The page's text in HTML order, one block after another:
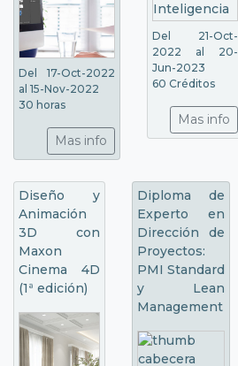
Del 17-Oct-2022
al 15-Nov-2022
30 horas
Mas info
Del 21-Oct-
2022 al 20-
Jun-2023
60 Créditos
Mas info
Diseño y
Animación
3D con
Maxon
Cinema 4D
(1ª edición)
Diploma de
Experto en
Dirección de
Proyectos:
PMI Standard
y Lean
Management